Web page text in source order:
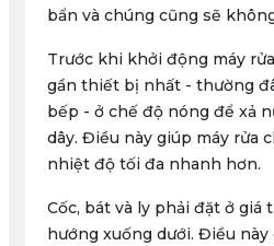
bẩn và chúng cũng sẽ
Trước khi khởi động máy
gần thiết bị nhất - thường
bếp - ở chế độ nóng để xả
dây. Điều này giúp máy rửa
nhiệt độ tối đa nhanh hơn.
Cốc, bát và ly phải đặt ở giá
hướng xuống dưới. Điều